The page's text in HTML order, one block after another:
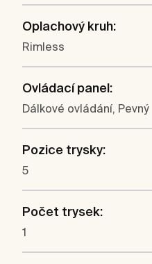
Oplachový kruh:
Rimless
Ovládací panel:
Dálkové ovládání, Pevný
Pozice trysky:
5
Počet trysek:
1